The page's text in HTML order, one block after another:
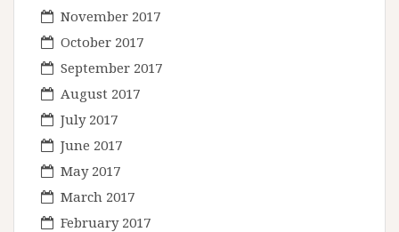
November 2017
October 2017
September 2017
August 2017
July 2017
June 2017
May 2017
March 2017
February 2017